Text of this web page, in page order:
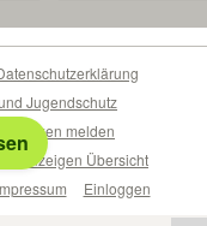
Jugendschutz
melden
Anzeigen Übersicht
Einloggen